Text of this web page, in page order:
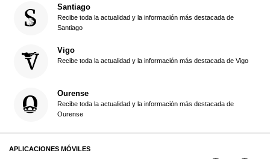
Santiago
Recibe toda la actualidad y la información más destacada de
Santiago
Vigo
Recibe toda la actualidad y la información más destacada de Vigo
Ourense
Recibe toda la actualidad y la información más destacada de
Ourense
APLICACIONES MÓVILES